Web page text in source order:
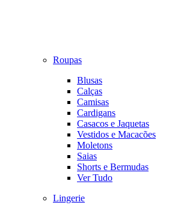
Roupas
Blusas
Calças
Camisas
Cardigans
Casacos e Jaquetas
Vestidos e Macacões
Moletons
Saias
Shorts e Bermudas
Ver Tudo
Lingerie